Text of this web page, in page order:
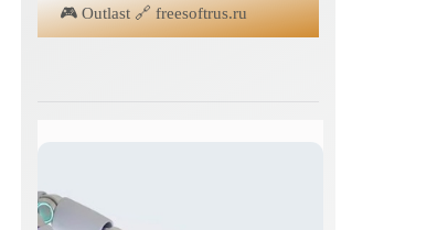
🎮 Outlast 🔗 freesoftrus.ru